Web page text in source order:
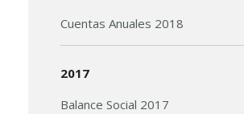
Cuentas Anuales 2018
2017
Balance Social 2017